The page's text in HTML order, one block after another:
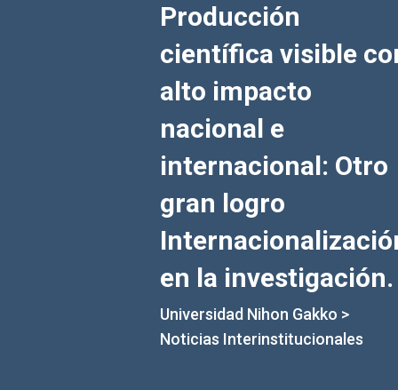
Producción
científica visible
alto impacto
nacional e
internacional: Otro
gran logro
en la investigación.
Universidad Nihon Gakko >
Noticias Interinstitucionales